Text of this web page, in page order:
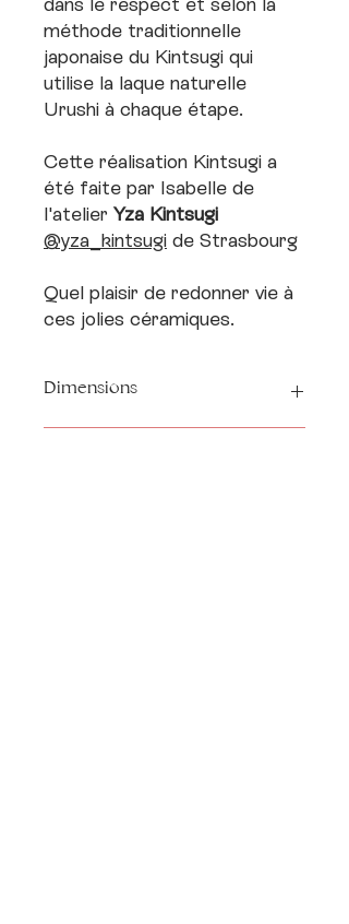
méthode traditionnelle
japonaise du Kintsugi qui
utilise la laque naturelle
Urushi à chaque étape.
Cette réalisation Kintsugi a
été faite par Isabelle de
l'atelier Yza Kintsugi
@yza_kintsugi de Strasbourg
Quel plaisir de redonner vie à
ces jolies céramiques.
Dimensions